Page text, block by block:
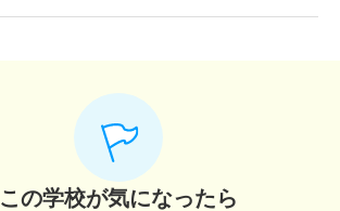
この学校が気になったら